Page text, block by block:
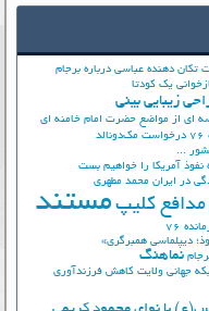
تکان دهنده عباسی درباره برجام
یک کودتا
زیبایی بینی
ای از مواضع حضرت امام خامنه ای
درخواست مک‌دونالد
...
نفوذ آمریکا را خواهیم بست
در ایران محمد مطهری
مدافع کلیپ مستند
76
دیپلماسی همبرگری»
نماهنگ
جهانی ولایت کاهش فرزندآوری